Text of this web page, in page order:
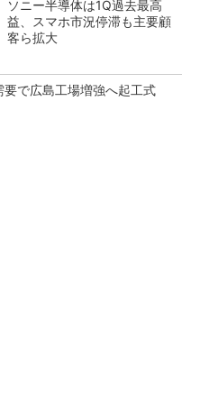
ソニー半導体は1Q過去最高
益、スマホ市況停滞も主要顧
客ら拡大
要で広島工場増強へ起工式